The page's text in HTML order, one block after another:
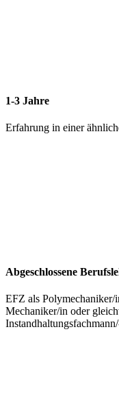
1-3 Jahre
Erfahrung in einer
Abgeschlossene
EFZ als
Mechaniker/in oder